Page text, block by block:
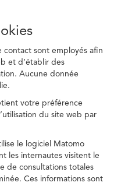
contact sont employés afin
et d’établir des
Aucune donnée
votre préférence
du site web par
le logiciel Matomo
les internautes visitent le
de consultations totales
Ces informations sont